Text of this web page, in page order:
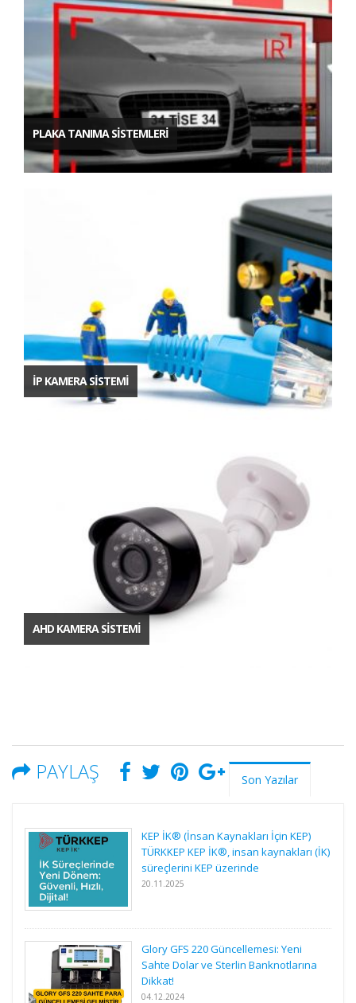
PLAKA TANIMA SİSTEMLERİ
İP KAMERA SİSTEMİ
AHD KAMERA SİSTEMİ
PAYLAŞ Son Yazılar
KEP İK® (İnsan Kaynakları İçin KEP)
TÜRKKEP KEP İK®, insan kaynakları (İK)
süreçlerini KEP üzerinde
20.11.2025
Glory GFS 220 Güncellemesi: Yeni
Sahte Dolar ve Sterlin Banknotlarına
Dikkat!
04.12.2024